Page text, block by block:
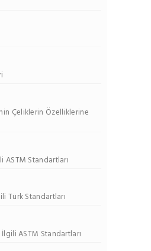
Çeliklerin Özelliklerine
Standartları
Türk Standartları
ASTM Standartları